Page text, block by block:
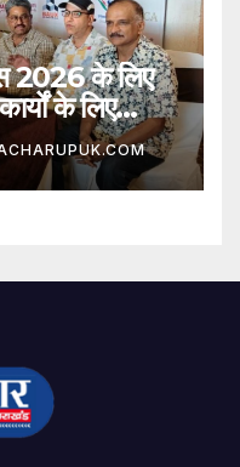
2026 के लिए
के लिए